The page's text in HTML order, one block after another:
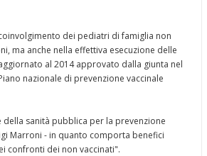
dei pediatri di famiglia non
ma anche nella effettiva esecuzione delle
al 2014 approvato dalla giunta nel
nazionale di prevenzione vaccinale
sanità pubblica per la prevenzione
Marroni - in quanto comporta benefici
confronti dei non vaccinati".